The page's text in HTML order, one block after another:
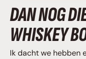
DAN NOG
WHISKEY
Ik dacht we hebben